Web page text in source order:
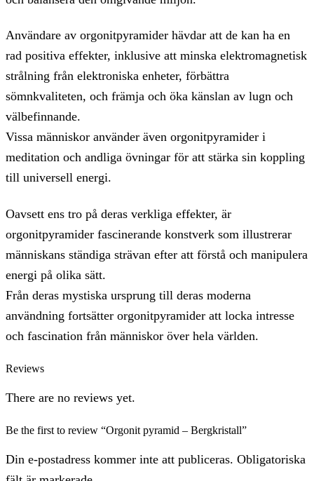
Användare av orgonitpyramider hävdar att de kan ha en
rad positiva effekter, inklusive att minska elektromagnetisk
strålning från elektroniska enheter, förbättra
sömnkvaliteten, och främja och öka känslan av lugn och
välbefinnande.
Vissa människor använder även orgonitpyramider i
meditation och andliga övningar för att stärka sin koppling
till universell energi.
Oavsett ens tro på deras verkliga effekter, är
orgonitpyramider fascinerande konstverk som illustrerar
människans ständiga strävan efter att förstå och manipulera
energi på olika sätt.
Från deras mystiska ursprung till deras moderna
användning fortsätter orgonitpyramider att locka intresse
och fascination från människor över hela världen.
Reviews
There are no reviews yet.
Be the first to review “Orgonit pyramid – Bergkristall”
Din e-postadress kommer inte att publiceras. Obligatoriska